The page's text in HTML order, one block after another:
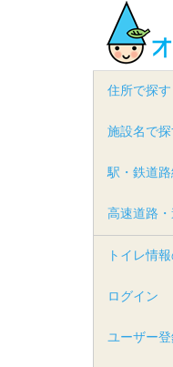
住所で探す
施設名で
駅・鉄道
高速道路
トイレ情
ログイン
ユーザー